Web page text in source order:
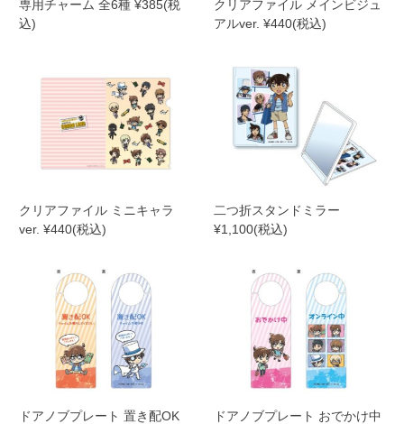
専用チャーム 全6種 ¥385(税
込)
クリアファイル メインビジュ
アルver. ¥440(税込)
クリアファイル ミニキャラ
ver. ¥440(税込)
二つ折スタンドミラー
¥1,100(税込)
ドアノブプレート 置き配OK
ドアノブプレート おでかけ中